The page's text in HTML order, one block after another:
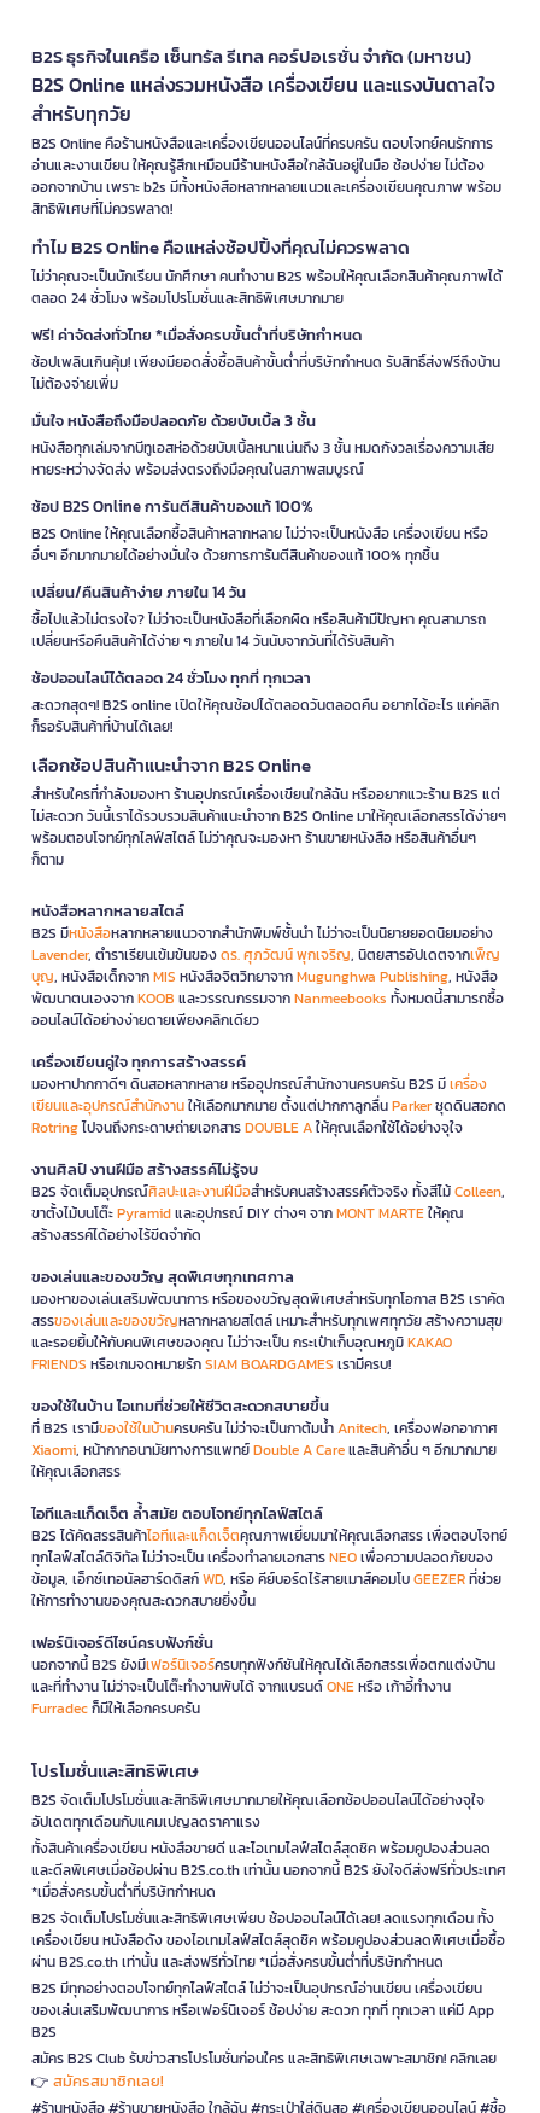
B2S ธุรกิจในเครือ เซ็นทรัล รีเทล คอร์ปอเรชั่น จำกัด (มหาชน)
B2S Online แหล่งรวมหนังสือ เครื่องเขียน และแรงบันดาลใจ
สำหรับทุกวัย
B2S Online คือร้านหนังสือและเครื่องเขียนออนไลน์ที่ครบครัน ตอบโจทย์คนรักการ
อ่านและงานเขียน ให้คุณรู้สึกเหมือนมีร้านหนังสือใกล้ฉันอยู่ในมือ ช้อปง่าย ไม่ต้อง
ออกจากบ้าน เพราะ b2s มีทั้งหนังสือหลากหลายแนวและเครื่องเขียนคุณภาพ พร้อม
สิทธิพิเศษที่ไม่ควรพลาด!
ทำไม B2S Online คือแหล่งช้อปปิ้งที่คุณไม่ควรพลาด
ไม่ว่าคุณจะเป็นนักเรียน นักศึกษา คนทำงาน B2S พร้อมให้คุณเลือกสินค้าคุณภาพได้
ตลอด 24 ชั่วโมง พร้อมโปรโมชั่นและสิทธิพิเศษมากมาย
ฟรี! ค่าจัดส่งทั่วไทย *เมื่อสั่งครบขั้นต่ำที่บริษัทกำหนด
ช้อปเพลินเกินคุ้ม! เพียงมียอดสั่งซื้อสินค้าขั้นต่ำที่บริษัทกำหนด รับสิทธิ์ส่งฟรีถึงบ้าน
ไม่ต้องจ่ายเพิ่ม
มั่นใจ หนังสือถึงมือปลอดภัย ด้วยบับเบิ้ล 3 ชั้น
หนังสือทุกเล่มจากบีทูเอสห่อด้วยบับเบิ้ลหนาแน่นถึง 3 ชั้น หมดกังวลเรื่องความเสีย
หายระหว่างจัดส่ง พร้อมส่งตรงถึงมือคุณในสภาพสมบูรณ์
ช้อป B2S Online การันตีสินค้าของแท้ 100%
B2S Online ให้คุณเลือกซื้อสินค้าหลากหลาย ไม่ว่าจะเป็นหนังสือ เครื่องเขียน หรือ
อื่นๆ อีกมากมายได้อย่างมั่นใจ ด้วยการการันตีสินค้าของแท้ 100% ทุกชิ้น
เปลี่ยน/คืนสินค้าง่าย ภายใน 14 วัน
ซื้อไปแล้วไม่ตรงใจ? ไม่ว่าจะเป็นหนังสือที่เลือกผิด หรือสินค้ามีปัญหา คุณสามารถ
เปลี่ยนหรือคืนสินค้าได้ง่าย ๆ ภายใน 14 วันนับจากวันที่ได้รับสินค้า
ช้อปออนไลน์ได้ตลอด 24 ชั่วโมง ทุกที่ ทุกเวลา
สะดวกสุดๆ! B2S online เปิดให้คุณช้อปได้ตลอดวันตลอดคืน อยากได้อะไร แค่คลิก
ก็รอรับสินค้าที่บ้านได้เลย!
เลือกช้อปสินค้าแนะนำจาก B2S Online
สำหรับใครที่กำลังมองหา ร้านอุปกรณ์เครื่องเขียนใกล้ฉัน หรืออยากแวะร้าน B2S แต่
ไม่สะดวก วันนี้เราได้รวบรวมสินค้าแนะนำจาก B2S Online มาให้คุณเลือกสรรได้ง่ายๆ
พร้อมตอบโจทย์ทุกไลฟ์สไตล์ ไม่ว่าคุณจะมองหา ร้านขายหนังสือ หรือสินค้าอื่นๆ
ก็ตาม
หนังสือหลากหลายสไตล์
B2S มีหนังสือหลากหลายแนวจากสำนักพิมพ์ชั้นนำ ไม่ว่าจะเป็นนิยายยอดนิยมอย่าง
Lavender, ตำราเรียนเข้มข้นของดร. ศุภวัฒน์ พุกเจริญ, นิตยสารอัปเดตจากเพ็ญ
บุญ, หนังสือเด็กจากMIS หนังสือจิตวิทยาจากMugunghwa Publishing, หนังสือ
พัฒนาตนเองจากKOOB และวรรณกรรมจากNanmeebooks ทั้งหมดนี้สามารถซื้อ
ออนไลน์ได้อย่างง่ายดายเพียงคลิกเดียว
เครื่องเขียนคู่ใจ ทุกการสร้างสรรค์
มองหาปากกาดีๆ ดินสอหลากหลาย หรืออุปกรณ์สำนักงานครบครัน B2S มีเครื่อง
เขียนและอุปกรณ์สำนักงานให้เลือกมากมาย ตั้งแต่ปากกาลูกลื่นParkerชุดดินสอกด
Rotringไปจนถึงกระดาษถ่ายเอกสารDOUBLE Aให้คุณเลือกใช้ได้อย่างจุใจ
งานศิลป์ งานฝีมือ สร้างสรรค์ไม่รู้จบ
B2S จัดเต็มอุปกรณ์ศิลปะและงานฝีมือสำหรับคนสร้างสรรค์ตัวจริง ทั้งสีไม้Colleen,
ขาตั้งไม้บนโต๊ะPyramidและอุปกรณ์ DIY ต่างๆ จากMONT MARTEให้คุณ
สร้างสรรค์ได้อย่างไร้ขีดจำกัด
ของเล่นและของขวัญ สุดพิเศษทุกเทศกาล
มองหาของเล่นเสริมพัฒนาการ หรือของขวัญสุดพิเศษสำหรับทุกโอกาส B2S เราคัด
สรรของเล่นและของขวัญหลากหลายสไตล์ เหมาะสำหรับทุกเพศทุกวัย สร้างความสุข
และรอยยิ้มให้กับคนพิเศษของคุณ ไม่ว่าจะเป็น กระเป๋าเก็บอุณหภูมิKAKAO
FRIENDS หรือเกมจดหมายรักSIAM BOARDGAMES เรามีครบ!
ของใช้ในบ้าน ไอเทมที่ช่วยให้ชีวิตสะดวกสบายขึ้น
ที่ B2S เรามีของใช้ในบ้านครบครัน ไม่ว่าจะเป็นกาต้มน้ำAnitech, เครื่องฟอกอากาศ
Xiaomi, หน้ากากอนามัยทางการแพทย์Double A Careและสินค้าอื่น ๆ อีกมากมาย
ให้คุณเลือกสรร
ไอทีและแก็ดเจ็ต ล้ำสมัย ตอบโจทย์ทุกไลฟ์สไตล์
B2S ได้คัดสรรสินค้าไอทีและแก็ดเจ็ตคุณภาพเยี่ยมมาให้คุณเลือกสรร เพื่อตอบโจทย์
ทุกไลฟ์สไตล์ดิจิทัล ไม่ว่าจะเป็น เครื่องทำลายเอกสารNEOเพื่อความปลอดภัยของ
ข้อมูล, เอ็กซ์เทอนัลฮาร์ดดิสก์WD, หรือ คีย์บอร์ดไร้สายเมาส์คอมโบGEEZERที่ช่วย
ให้การทำงานของคุณสะดวกสบายยิ่งขึ้น
เฟอร์นิเจอร์ดีไซน์ครบฟังก์ชั่น
นอกจากนี้ B2S ยังมีเฟอร์นิเจอร์ครบทุกฟังก์ชันให้คุณได้เลือกสรรเพื่อตกแต่งบ้าน
และที่ทำงาน ไม่ว่าจะเป็นโต๊ะทำงานพับได้ จากแบรนด์ONEหรือ เก้าอี้ทำงาน
Furradecก็มีให้เลือกครบครัน
โปรโมชั่นและสิทธิพิเศษ
B2S จัดเต็มโปรโมชั่นและสิทธิพิเศษมากมายให้คุณเลือกช้อปออนไลน์ได้อย่างจุใจ
อัปเดตทุกเดือนกับแคมเปญลดราคาแรง
ทั้งสินค้าเครื่องเขียน หนังสือขายดี และไอเทมไลฟ์สไตล์สุดชิค พร้อมคูปองส่วนลด
และดีลพิเศษเมื่อช้อปผ่าน B2S.co.th เท่านั้น นอกจากนี้ B2S ยังใจดีส่งฟรีทั่วประเทศ
*เมื่อสั่งครบขั้นต่ำที่บริษัทกำหนด
B2S จัดเต็มโปรโมชั่นและสิทธิพิเศษเพียบ ช้อปออนไลน์ได้เลย! ลดแรงทุกเดือน ทั้ง
เครื่องเขียน หนังสือดัง ของไอเทมไลฟ์สไตล์สุดชิค พร้อมคูปองส่วนลดพิเศษเมื่อซื้อ
ผ่าน B2S.co.th เท่านั้น และส่งฟรีทั่วไทย *เมื่อสั่งครบขั้นต่ำที่บริษัทกำหนด
B2S มีทุกอย่างตอบโจทย์ทุกไลฟ์สไตล์ ไม่ว่าจะเป็นอุปกรณ์อ่านเขียน เครื่องเขียน
ของเล่นเสริมพัฒนาการ หรือเฟอร์นิเจอร์ ช้อปง่าย สะดวก ทุกที่ ทุกเวลา แค่มี App
B2S
สมัคร B2S Club รับข่าวสารโปรโมชั่นก่อนใคร และสิทธิพิเศษเฉพาะสมาชิก! คลิกเลย
👉 สมัครสมาชิกเลย!
#ร้านหนังสือ #ร้านขายหนังสือ ใกล้ฉัน #กระเป๋าใส่ดินสอ #เครื่องเขียนออนไลน์ #ซื้อ